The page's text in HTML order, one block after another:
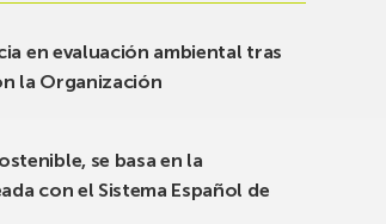
en evaluación ambiental tras
la Organización
se basa en la
con el Sistema Español de